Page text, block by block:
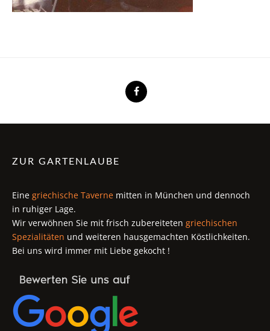
ZUR GARTENLAUBE
Eine griechische Taverne mitten in München und dennoch
in ruhiger Lage.
Wir verwöhnen Sie mit frisch zubereiteten griechischen
Spezialitäten und weiteren hausgemachten Köstlichkeiten.
Bei uns wird immer mit Liebe gekocht !